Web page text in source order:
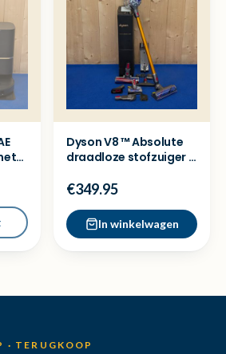
Dyson V8 ™ Absolute
draadloze stofzuiger -
€349.95
In winkelwagen
· TERUGKOOP